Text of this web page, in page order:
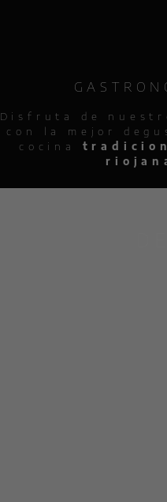
Disfruta de
con la mejor
cocina